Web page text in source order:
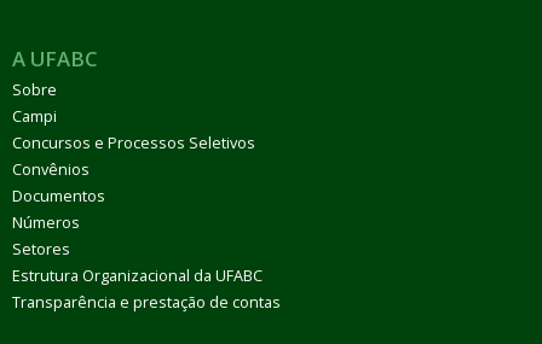
A UFABC
Sobre
Campi
Concursos e Processos Seletivos
Convênios
Documentos
Números
Setores
Estrutura Organizacional da UFABC
Transparência e prestação de contas